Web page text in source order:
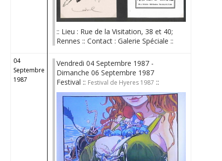
:: Lieu : Rue de la Visitation, 38 et 40;
Rennes :: Contact : Galerie Spéciale ::
04
Septembre
1987
Vendredi 04 Septembre 1987 -
Dimanche 06 Septembre 1987
Festival :: Festival de Hyeres 1987 ::